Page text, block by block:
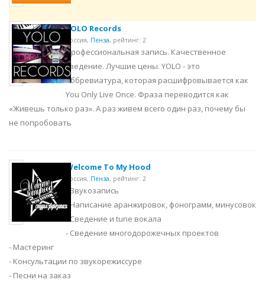
YOLO Records
Россия, Пенза, рейтинг: 2
Профессиональная запись. Качественное
сведение. Лучшие цены. YOLO - это
аббревиатура, которая расшифровывается как
You Only Live Once. Фраза переводится как
«Живешь только раз». А раз живем всего один раз, почему бы
не попробовать
Welcome To My Hood
Россия, Пенза, рейтинг: 2
- Звукозапись
- Написание аранжировок, фонограмм, минусовок
- Сведение и tune вокала
- Сведение многодорожечных проектов
- Мастеринг
- Консультации по звукорежиссуре
- Песни на заказ